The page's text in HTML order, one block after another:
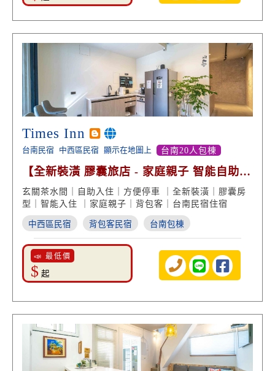
Times Inn
台南民宿 中西區民宿 顯示在地圖上 台南20人包棟
【全新裝潢 膠囊旅店 - 家庭親子 智能自助住
宿】
玄關茶水間｜自助入住｜方便停車 ｜全新裝潢｜膠囊房
型｜智能入住 ｜家庭親子｜背包客｜台南民宿住宿
中西區民宿 背包客民宿 台南包棟
📣 最低價
$ 起